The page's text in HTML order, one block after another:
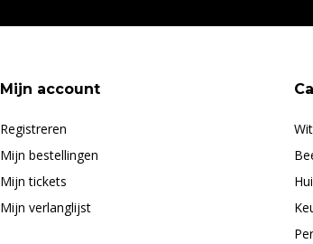
Mijn account
Registreren
Mijn bestellingen
Mijn tickets
Mijn verlanglijst